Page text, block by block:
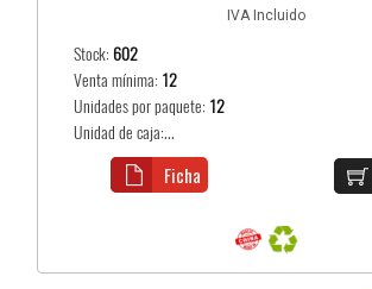
IVA Incluido
Stock: 602
Venta mínima: 12
Unidades por paquete: 12
Unidad de caja:...
Ficha